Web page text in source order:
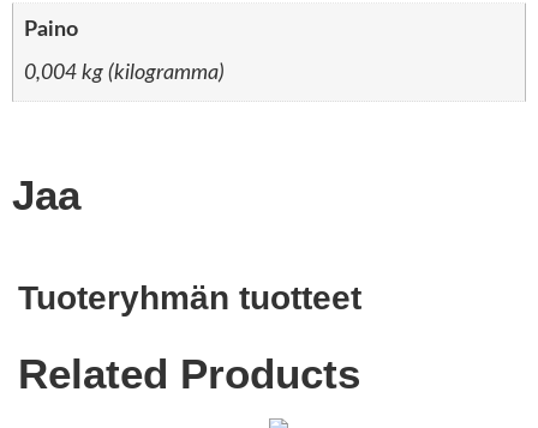
Paino
0,004 kg (kilogramma)
Jaa
Tuoteryhmän tuotteet
Related Products